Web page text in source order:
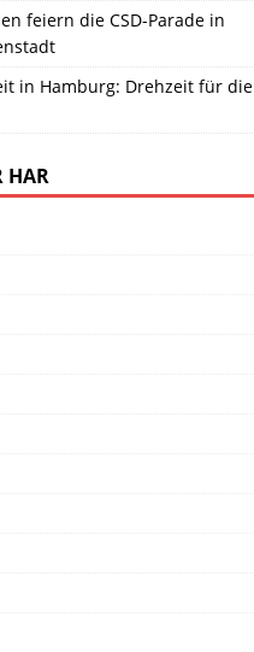
feiern die CSD-Parade in
in Hamburg: Drehzeit für die
HAR